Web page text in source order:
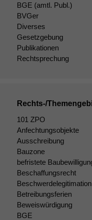
BGE (amtl. Publ.)
BVGer
Diverses
Gesetzgebung
Publikationen
Rechtsprechung
Rechts-/
101 ZPO
Anfechtungsobjekte
Ausschreibung
Bauzone
befristete
Beschaffungsrecht
Beschwerdelegitimation
Betreibungsferien
Beweiswürdigung
BGE